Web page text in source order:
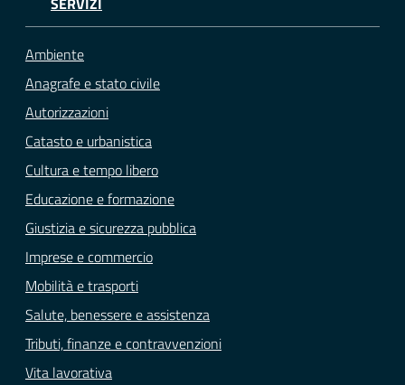
Ambiente
Anagrafe e stato civile
Autorizzazioni
Catasto e urbanistica
Cultura e tempo libero
Educazione e formazione
Giustizia e sicurezza pubblica
Imprese e commercio
Mobilità e trasporti
Salute, benessere e assistenza
Tributi, finanze e contravvenzioni
Vita lavorativa